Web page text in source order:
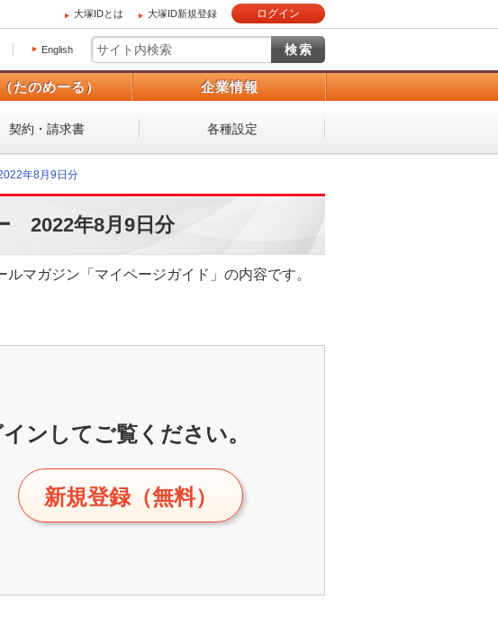
大塚IDとは 大塚ID新規登録 ログイン
English
たのめーる） 企業情報
契約・請求書 各種設定
年8月9日分
2022年8月9日分
マガジン「マイページガイド」の内容です。
ンしてご覧ください。
新規登録（無料）